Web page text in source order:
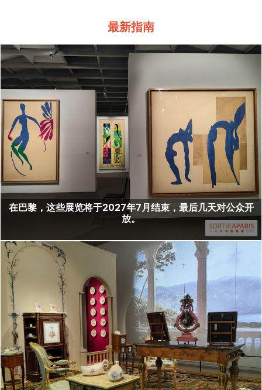
最新指南
在巴黎，这些展览将于2027年7月结束，最后几天对公众开
放。